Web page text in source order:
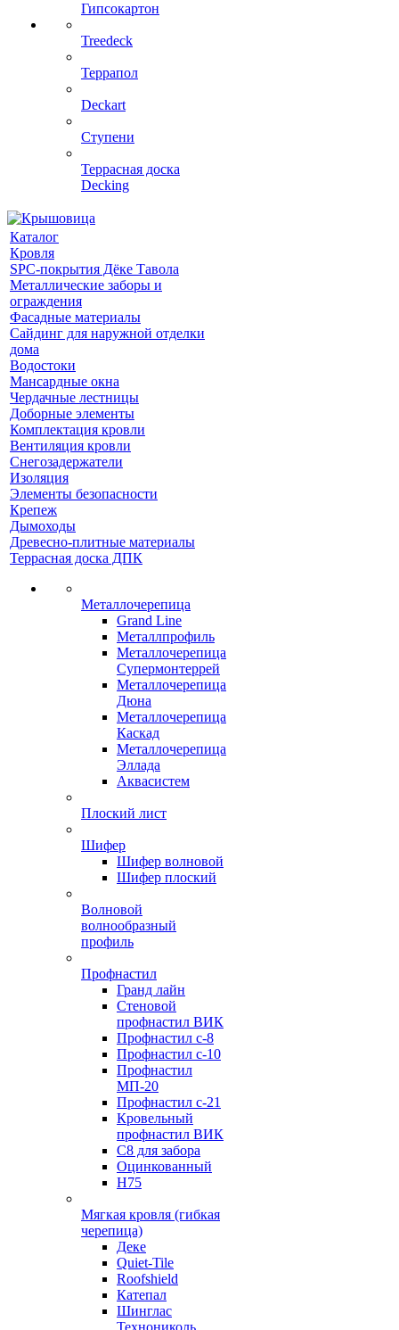
Гипсокартон
Treedeck
Террапол
Deckart
Ступени
Террасная доска
Decking
Каталог
Кровля
SPC-покрытия Дёке Тавола
Металлические заборы и
ограждения
Фасадные материалы
Сайдинг для наружной отделки
дома
Водостоки
Мансардные окна
Чердачные лестницы
Доборные элементы
Комплектация кровли
Вентиляция кровли
Снегозадержатели
Изоляция
Элементы безопасности
Крепеж
Дымоходы
Древесно-плитные материалы
Террасная доска ДПК
Металлочерепица
Grand Line
Металлпрофиль
Металлочерепица
Супермонтеррей
Металлочерепица
Дюна
Металлочерепица
Каскад
Металлочерепица
Эллада
Аквасистем
Плоский лист
Шифер
Шифер волновой
Шифер плоский
Волновой
волнообразный
профиль
Профнастил
Гранд лайн
Стеновой
профнастил ВИК
Профнастил с-8
Профнастил с-10
Профнастил
МП-20
Профнастил с-21
Кровельный
профнастил ВИК
С8 для забора
Оцинкованный
Н75
Мягкая кровля (гибкая
черепица)
Деке
Quiet-Tile
Roofshield
Катепал
Шинглас
Технониколь